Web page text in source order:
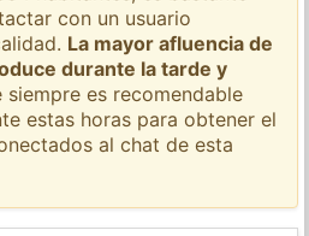
con un usuario
La mayor afluencia de
durante la tarde y
siempre es recomendable
estas horas para obtener el
al chat de esta